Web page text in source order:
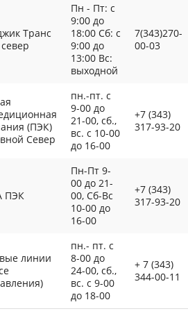
Транс
Пн - Пт: с
9:00 до
18:00 Сб: с
9:00 до
13:00 Вс:
выходной
7(343)270-
00-03
(ПЭК)
Север
пн.-пт. с
9-00 до
21-00, сб.,
вс. с 10-00
до 16-00
+7 (343)
317-93-20
ПЭК
Пн-Пт 9-
00 до 21-
00, Сб-Вс
10-00 до
16-00
+7 (343)
317-93-20
линии
пн.- пт. с
8-00 до
24-00, сб.,
вс. с 9-00
до 18-00
+ 7 (343)
344-00-11